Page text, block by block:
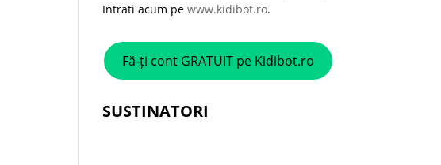
Intrati acum pewww.kidibot.ro.
Fă-ți cont GRATUIT pe Kidibot.ro
SUSTINATORI